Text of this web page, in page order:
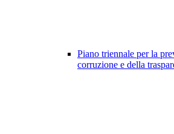
Piano triennale per la
corruzione e della